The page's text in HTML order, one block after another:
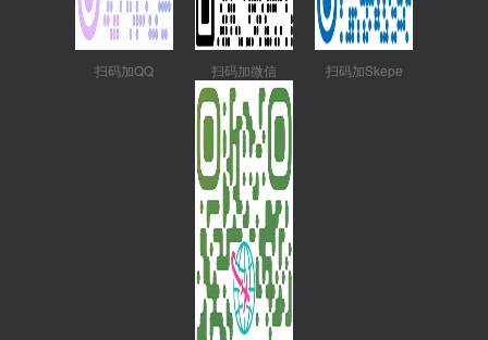
扫码加QQ 扫码加微信 扫码加Skepe